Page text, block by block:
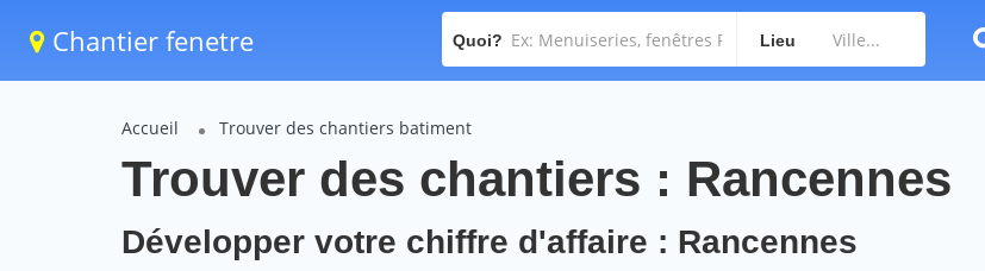
Chantier fenetre Quoi? Lieu
Accueil Trouver des chantiers batiment
Trouver des chantiers : Rancennes
Développer votre chiffre d'affaire : Rancennes